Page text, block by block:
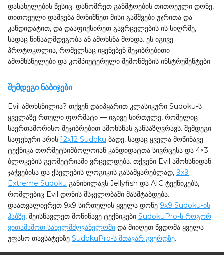
დასახელების წესიც: დანომრეთ განშტოების თითოეული დონე,
თითოეული დაშვება მონიშნეთ მისი გამშვები უჯრითა და
კანდიდატით, და დააფიქსირეთ გავრცელების ის სიღრმე,
სადაც წინააღმდეგობა ან ამოხსნა მოხდა. ეს იგივე
პროტოკოლია, რომელსაც იყენებენ შეჯიბრებითი
ამომხსნელები და კომპიუტერული შემოწმების ინსტრუმენტები.
შემდეგი ნაბიჯები
Evil ამოხსნილია? თქვენ დაიპყარით კლასიკური Sudoku-ს
ყველაზე რთული ფორმატი — იგივე სირთულე, რომელიც
საერთაშორისო შეჯიბრებით ამოხსნას განსაზღვრავს. შემდეგი
საფეხური არის 12x12 Sudoku ბადე, სადაც ყველა მოწინავე
ტექნიკა თორმეტსიმბოლოიან კანდიდატთა სივრცესა და 4×3
ბლოკების გეომეტრიაში ვრცელდება. თქვენი Evil ამოხსნიდან
ჯაჭვებისა და ქსელების ლოგიკის გასამყარებლად, 9x9
Extreme Sudoku განიხილავს Jellyfish და AIC ტექნიკებს,
რომლებიც Evil დონის მსჯელობაში მასშტაბდება.
დაათვალიერეთ 9x9 სირთულის ყველა დონე 9x9 Sudoku-ის
ჰაბზე, შეისწავლეთ მოწინავე ტექნიკები SudokuPro-ს როგორ
ვითამაშოთ სახელმძღვანელოში და მიიღეთ წვდომა ყველა
უფასო თავსატეხზე SudokuPro-ს მთავარ გვერდზე.